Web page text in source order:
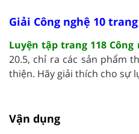
Giải Công nghệ 10
Luyện tập trang 118 Công
20.5, chỉ ra các sản phẩm
thiện. Hãy giải thích cho sự
Vận dụng